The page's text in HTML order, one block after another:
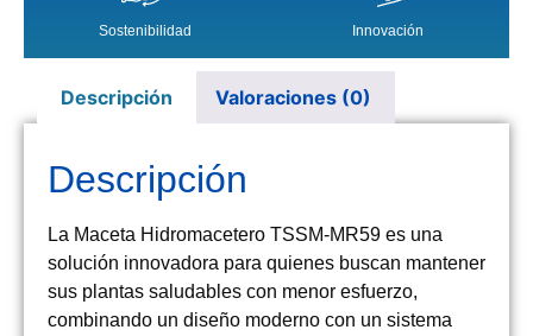
Sostenibilidad Innovación
Descripción Valoraciones (0)
Descripción
La Maceta Hidromacetero TSSM-MR59 es una
solución innovadora para quienes buscan mantener
sus plantas saludables con menor esfuerzo,
combinando un diseño moderno con un sistema